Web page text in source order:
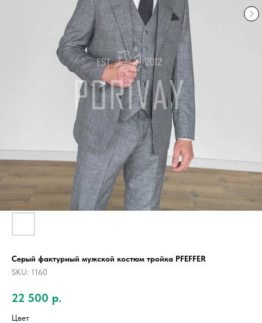
Серый фактурный мужской костюм тройка PFEFFER
SKU: 1160
22 500 р.
Цвет